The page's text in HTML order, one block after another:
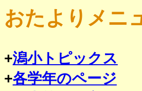
おたよりメニ
+潟小トピックス
+各学年のページ